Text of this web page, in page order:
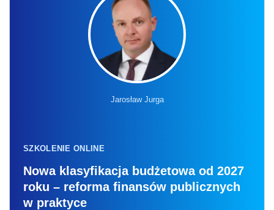
Jarosław Jurga
SZKOLENIE ONLINE
Nowa klasyfikacja budżetowa od 2027
roku – reforma finansów publicznych
w praktyce